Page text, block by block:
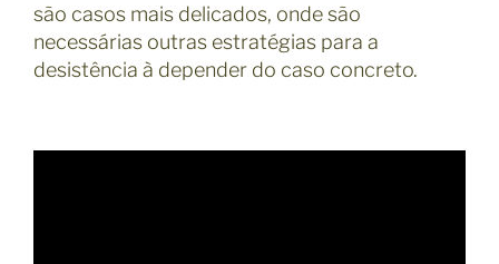
são casos mais delicados, onde são
necessárias outras estratégias para a
desistência à depender do caso concreto.